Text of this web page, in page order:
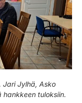
Jari Jylhä, Asko
tuloksiin.